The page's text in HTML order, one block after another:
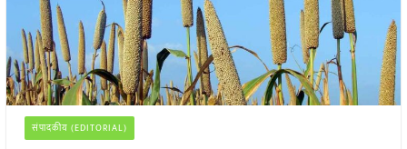
संपादकीय (EDITORIAL)